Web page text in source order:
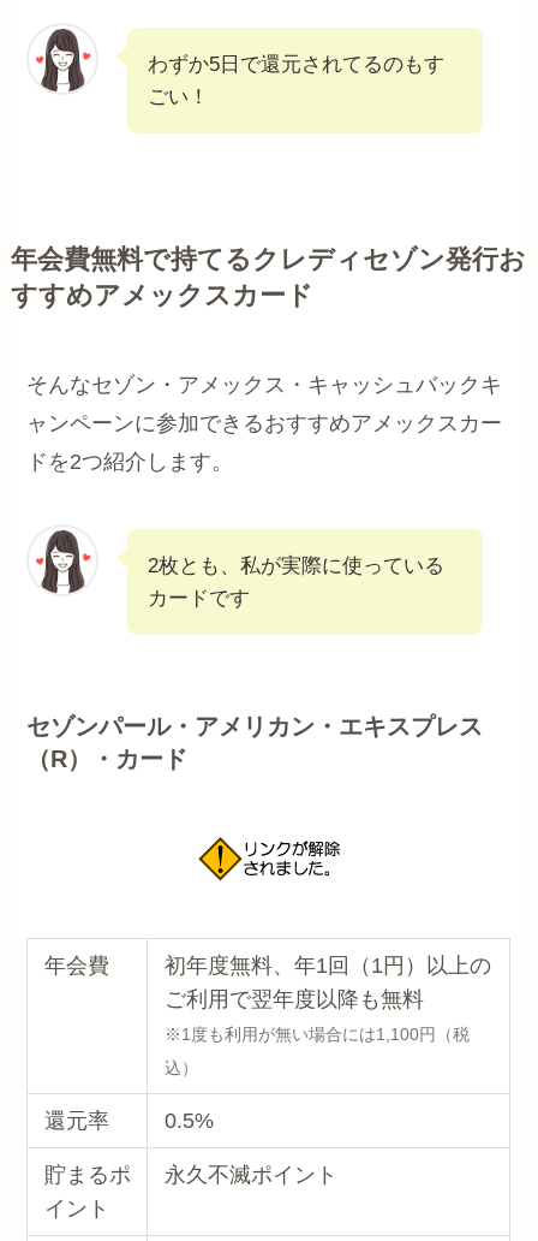
わずか5日で還元されてるのもす
ごい！
年会費無料で持てるクレディセゾン発行お
すすめアメックスカード
そんなセゾン・アメックス・キャッシュバックキ
ャンペーンに参加できるおすすめアメックスカー
ドを2つ紹介します。
2枚とも、私が実際に使っている
カードです
セゾンパール・アメリカン・エキスプレス
（R）・カード
年会費
初年度無料、年1回（1円）以上の
ご利用で翌年度以降も無料
※1度も利用が無い場合には1,100円（税
込）
還元率 0.5%
貯まるポ
イント
永久不滅ポイント